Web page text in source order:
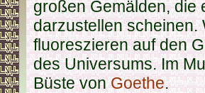
großen Gemälden, die
darzustellen scheinen.
fluoreszieren auf den
des Universums. Im
Büste vonGoethe.